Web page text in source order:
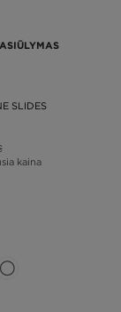
SLIDES
kaina